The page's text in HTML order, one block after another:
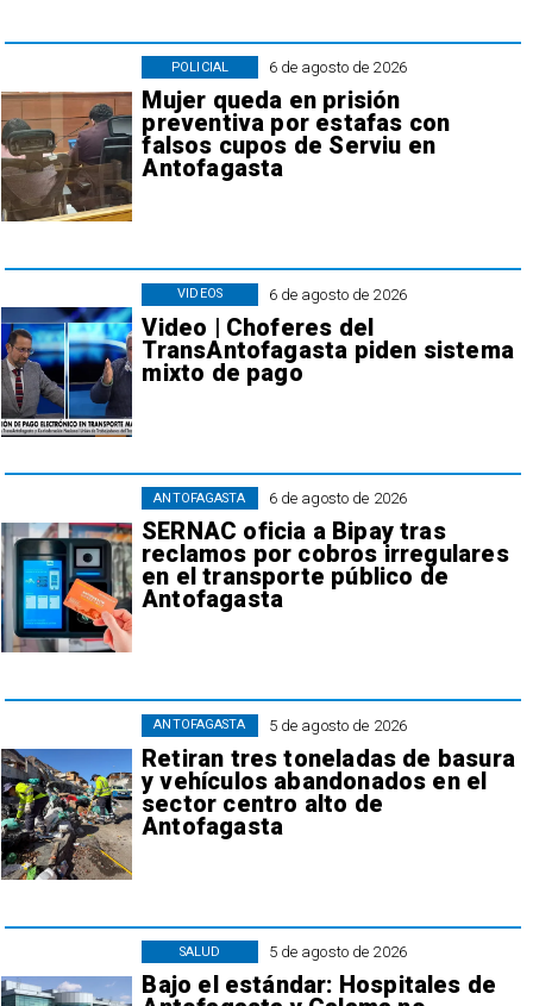
6 de agosto de 2026
Mujer queda en prisión
preventiva por estafas con
falsos cupos de Serviu en
Antofagasta
POLICIAL
6 de agosto de 2026
Video | Choferes del
TransAntofagasta piden sistema
mixto de pago
VIDEOS
6 de agosto de 2026
SERNAC oficia a Bipay tras
reclamos por cobros irregulares
en el transporte público de
Antofagasta
ANTOFAGASTA
5 de agosto de 2026
Retiran tres toneladas de basura
y vehículos abandonados en el
sector centro alto de
Antofagasta
ANTOFAGASTA
5 de agosto de 2026
Bajo el estándar: Hospitales de
SALUD